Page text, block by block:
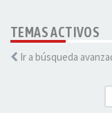
TEMAS ACTIVOS
Ir a búsqueda